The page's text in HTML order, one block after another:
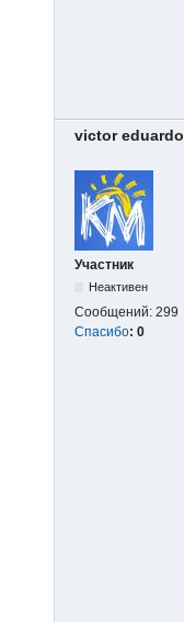
victor eduardo
Участник
Неактивен
Сообщений: 299
Спасибо: 0